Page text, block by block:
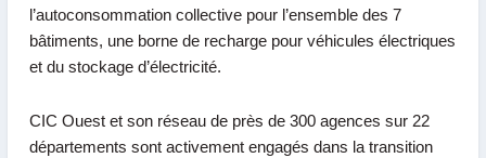
l’autoconsommation collective pour l’ensemble des 7
bâtiments, une borne de recharge pour véhicules électriques
et du stockage d’électricité.
CIC Ouest et son réseau de près de 300 agences sur 22
départements sont activement engagés dans la transition